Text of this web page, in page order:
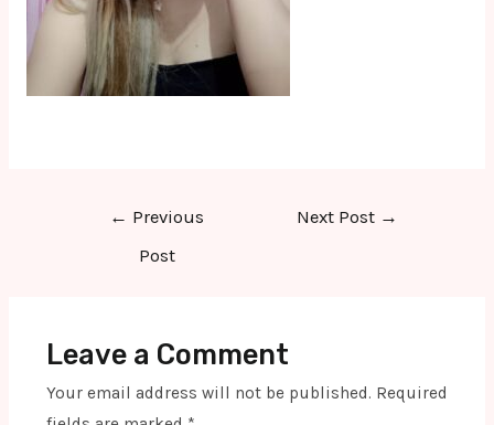
← Previous
Post
Next Post →
Leave a Comment
Your email address will not be published. Required